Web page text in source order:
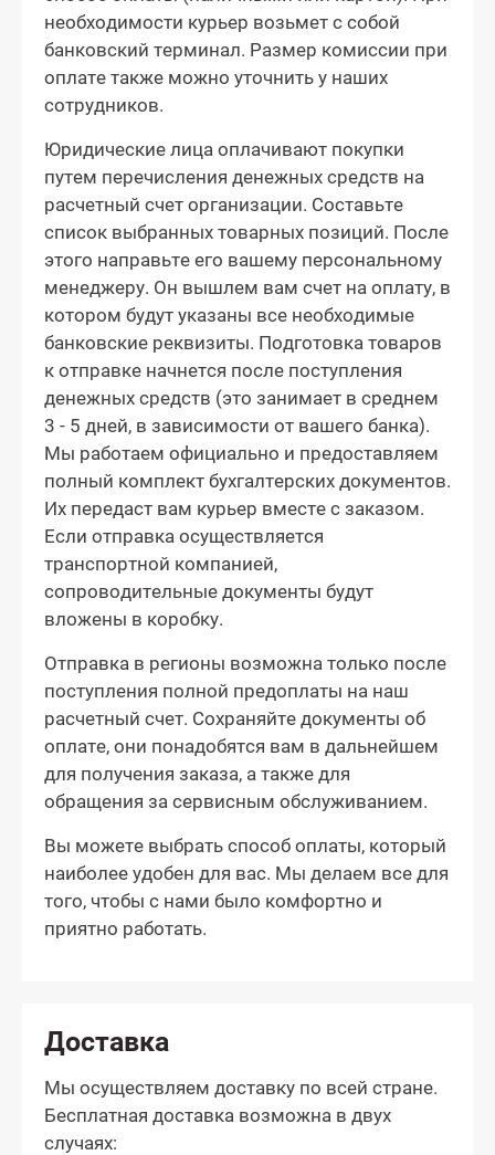
необходимости курьер возьмет с собой
банковский терминал. Размер комиссии при
оплате также можно уточнить у наших
сотрудников.
Юридические лица оплачивают покупки
путем перечисления денежных средств на
расчетный счет организации. Составьте
список выбранных товарных позиций. После
этого направьте его вашему персональному
менеджеру. Он вышлем вам счет на оплату, в
котором будут указаны все необходимые
банковские реквизиты. Подготовка товаров
к отправке начнется после поступления
денежных средств (это занимает в среднем
3 - 5 дней, в зависимости от вашего банка).
Мы работаем официально и предоставляем
полный комплект бухгалтерских документов.
Их передаст вам курьер вместе с заказом.
Если отправка осуществляется
транспортной компанией,
сопроводительные документы будут
вложены в коробку.
Отправка в регионы возможна только после
поступления полной предоплаты на наш
расчетный счет. Сохраняйте документы об
оплате, они понадобятся вам в дальнейшем
для получения заказа, а также для
обращения за сервисным обслуживанием.
Вы можете выбрать способ оплаты, который
наиболее удобен для вас. Мы делаем все для
того, чтобы с нами было комфортно и
приятно работать.
Доставка
Мы осуществляем доставку по всей стране.
Бесплатная доставка возможна в двух
случаях: